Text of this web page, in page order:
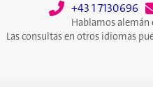
+43 1 7130696
Hablamos
Las consultas en otros idiomas